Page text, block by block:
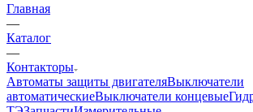
Главная
—
Каталог
—
Контакторы
Автоматы защиты двигателяВыключатели
автоматическиеВыключатели концевые